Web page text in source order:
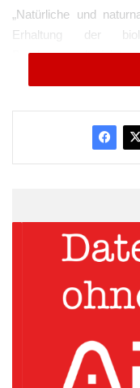
„Natürliche und
Erhaltung der
Bundesstiftung
Peter Altmaier